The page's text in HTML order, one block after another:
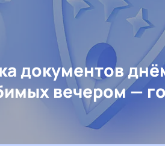
документов
вечером —